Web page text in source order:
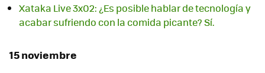
Xataka Live 3x02: ¿Es posible hablar de tecnología y
acabar sufriendo con la comida picante? Sí.
15 noviembre